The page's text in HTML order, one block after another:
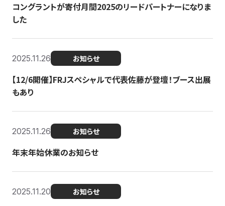
コングラントが寄付月間2025のリードパートナーになりま
した
2025.11.26 お知らせ
【12/6開催】FRJスペシャルで代表佐藤が登壇！ブース出展
もあり
2025.11.26 お知らせ
年末年始休業のお知らせ
2025.11.20 お知らせ